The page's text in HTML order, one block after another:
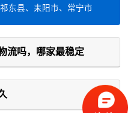
东县、耒阳市、常宁市
流吗，哪家最稳定